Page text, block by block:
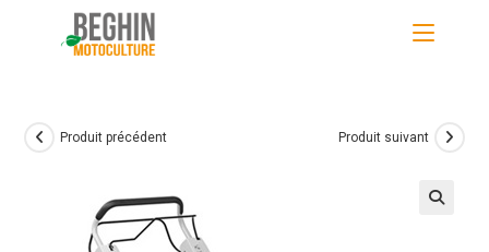
Produit précédent Produit suivant